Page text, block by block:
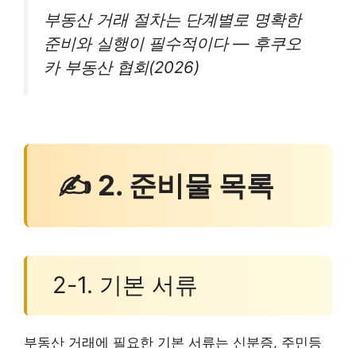
부동산 거래 절차는 단계별로 명확한
준비와 실행이 필수적이다 — 후쿠오
카 부동산 협회(2026)
✍ 2. 준비물 목록
2-1. 기본 서류
부동산 거래에 필요한 기본 서류는 신분증, 주민등